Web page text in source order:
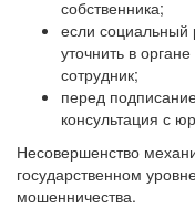
собственника;
если социальный
уточнить в
сотрудник;
перед
консультация с
Несовершенство
государственном
мошенничества.